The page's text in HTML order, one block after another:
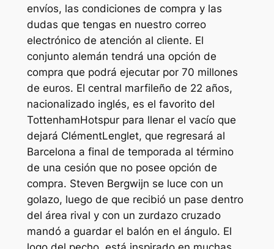
envíos, las condiciones de compra y las
dudas que tengas en nuestro correo
electrónico de atención al cliente. El
conjunto alemán tendrá una opción de
compra que podrá ejecutar por 70 millones
de euros. El central marfileño de 22 años,
nacionalizado inglés, es el favorito del
TottenhamHotspur para llenar el vacío que
dejará ClémentLenglet, que regresará al
Barcelona a final de temporada al término
de una cesión que no posee opción de
compra. Steven Bergwijn se luce con un
golazo, luego de que recibió un pase dentro
del área rival y con un zurdazo cruzado
mandó a guardar el balón en el ángulo. El